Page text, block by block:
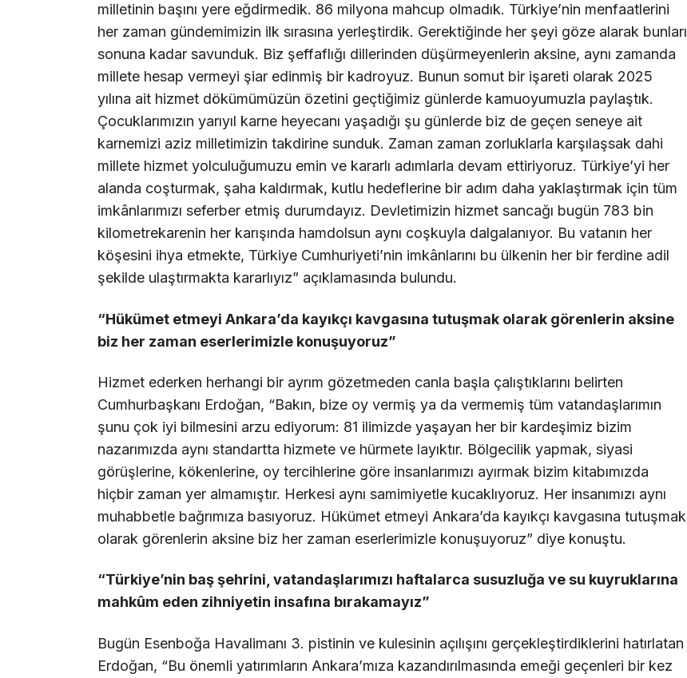
milletinin başını yere eğdirmedik. 86 milyona mahcup olmadık. Türkiye’nin menfaatlerini
her zaman gündemimizin ilk sırasına yerleştirdik. Gerektiğinde her şeyi göze alarak bunları
sonuna kadar savunduk. Biz şeffaflığı dillerinden düşürmeyenlerin aksine, aynı zamanda
millete hesap vermeyi şiar edinmiş bir kadroyuz. Bunun somut bir işareti olarak 2025
yılına ait hizmet dökümümüzün özetini geçtiğimiz günlerde kamuoyumuzla paylaştık.
Çocuklarımızın yarıyıl karne heyecanı yaşadığı şu günlerde biz de geçen seneye ait
karnemizi aziz milletimizin takdirine sunduk. Zaman zaman zorluklarla karşılaşsak dahi
millete hizmet yolculuğumuzu emin ve kararlı adımlarla devam ettiriyoruz. Türkiye’yi her
alanda coşturmak, şaha kaldırmak, kutlu hedeflerine bir adım daha yaklaştırmak için tüm
imkânlarımızı seferber etmiş durumdayız. Devletimizin hizmet sancağı bugün 783 bin
kilometrekarenin her karışında hamdolsun aynı coşkuyla dalgalanıyor. Bu vatanın her
köşesini ihya etmekte, Türkiye Cumhuriyeti’nin imkânlarını bu ülkenin her bir ferdine adil
şekilde ulaştırmakta kararlıyız” açıklamasında bulundu.
“Hükümet etmeyi Ankara’da kayıkçı kavgasına tutuşmak olarak görenlerin aksine
biz her zaman eserlerimizle konuşuyoruz”
Hizmet ederken herhangi bir ayrım gözetmeden canla başla çalıştıklarını belirten
Cumhurbaşkanı Erdoğan, “Bakın, bize oy vermiş ya da vermemiş tüm vatandaşlarımın
şunu çok iyi bilmesini arzu ediyorum: 81 ilimizde yaşayan her bir kardeşimiz bizim
nazarımızda aynı standartta hizmete ve hürmete layıktır. Bölgecilik yapmak, siyasi
görüşlerine, kökenlerine, oy tercihlerine göre insanlarımızı ayırmak bizim kitabımızda
hiçbir zaman yer almamıştır. Herkesi aynı samimiyetle kucaklıyoruz. Her insanımızı aynı
muhabbetle bağrımıza basıyoruz. Hükümet etmeyi Ankara’da kayıkçı kavgasına tutuşmak
olarak görenlerin aksine biz her zaman eserlerimizle konuşuyoruz” diye konuştu.
“Türkiye’nin baş şehrini, vatandaşlarımızı haftalarca susuzluğa ve su kuyruklarına
mahkûm eden zihniyetin insafına bırakamayız”
Bugün Esenboğa Havalimanı 3. pistinin ve kulesinin açılışını gerçekleştirdiklerini hatırlatan
Erdoğan, “Bu önemli yatırımların Ankara’mıza kazandırılmasında emeği geçenleri bir kez